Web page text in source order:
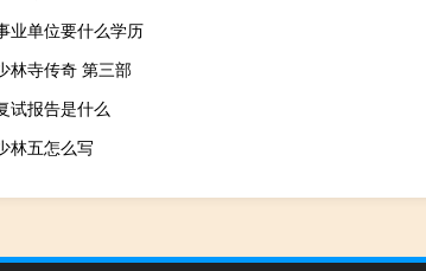
业单位要什么学历
林寺传奇 第三部
试报告是什么
林五怎么写